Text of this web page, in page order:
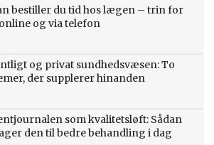
bestiller du tid hos lægen – trin for
og via telefon
og privat sundhedsvæsen: To
der supplerer hinanden
som kvalitetsløft: Sådan
den til bedre behandling i dag